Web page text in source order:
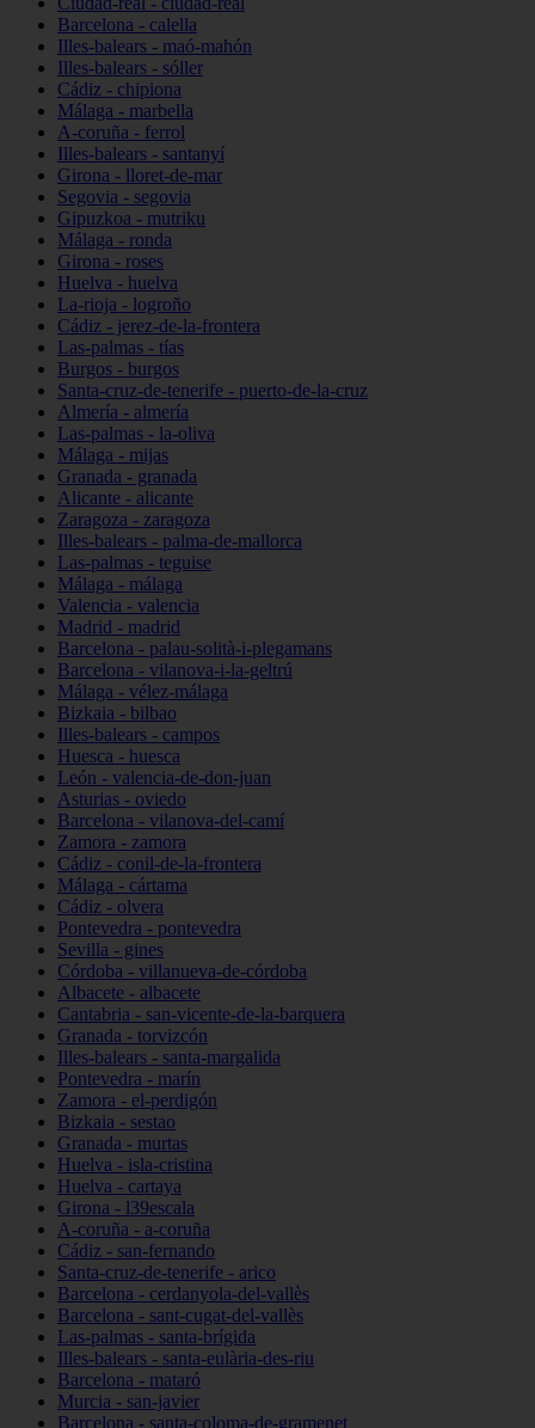
Barcelona - calella
Illes-balears - maó-mahón
Illes-balears - sóller
Cádiz - chipiona
Málaga - marbella
A-coruña - ferrol
Illes-balears - santanyí
Girona - lloret-de-mar
Segovia - segovia
Gipuzkoa - mutriku
Málaga - ronda
Girona - roses
Huelva - huelva
La-rioja - logroño
Cádiz - jerez-de-la-frontera
Las-palmas - tías
Burgos - burgos
Santa-cruz-de-tenerife - puerto-de-la-cruz
Almería - almería
Las-palmas - la-oliva
Málaga - mijas
Granada - granada
Alicante - alicante
Zaragoza - zaragoza
Illes-balears - palma-de-mallorca
Las-palmas - teguise
Málaga - málaga
Valencia - valencia
Madrid - madrid
Barcelona - palau-solità-i-plegamans
Barcelona - vilanova-i-la-geltrú
Málaga - vélez-málaga
Bizkaia - bilbao
Illes-balears - campos
Huesca - huesca
León - valencia-de-don-juan
Asturias - oviedo
Barcelona - vilanova-del-camí
Zamora - zamora
Cádiz - conil-de-la-frontera
Málaga - cártama
Cádiz - olvera
Pontevedra - pontevedra
Sevilla - gines
Córdoba - villanueva-de-córdoba
Albacete - albacete
Cantabria - san-vicente-de-la-barquera
Granada - torvizcón
Illes-balears - santa-margalida
Pontevedra - marín
Zamora - el-perdigón
Bizkaia - sestao
Granada - murtas
Huelva - isla-cristina
Huelva - cartaya
Girona - l39escala
A-coruña - a-coruña
Cádiz - san-fernando
Santa-cruz-de-tenerife - arico
Barcelona - cerdanyola-del-vallès
Barcelona - sant-cugat-del-vallès
Las-palmas - santa-brígida
Illes-balears - santa-eulària-des-riu
Barcelona - mataró
Murcia - san-javier
Barcelona - santa-coloma-de-gramenet